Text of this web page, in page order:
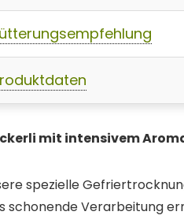
mit intensivem
spezielle
schonende Verarbeitung